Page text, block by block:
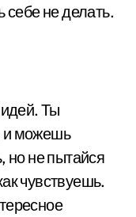
себе не делать.
идей. Ты
и можешь
но не пытайся
чувствуешь.